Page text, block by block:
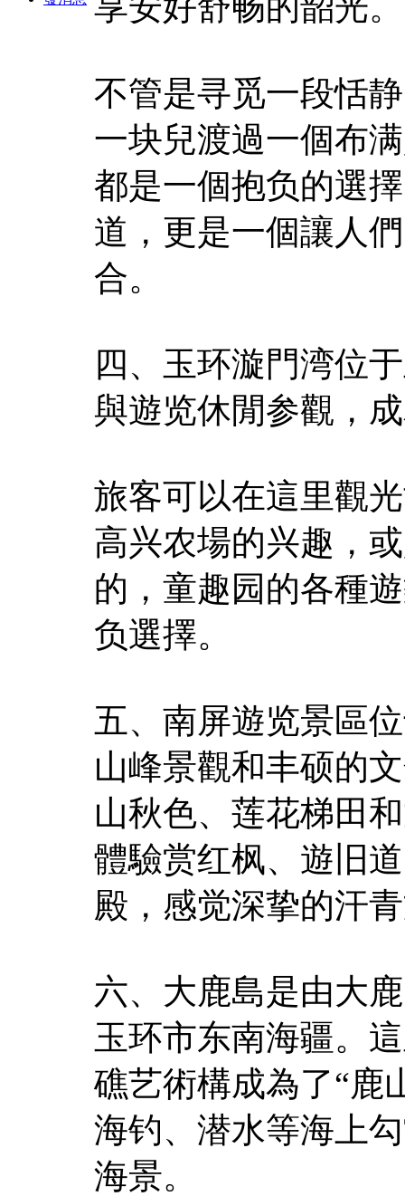
不管是寻觅一段恬
一块兒渡過一個布
都是一個抱负的選
道，更是一個讓人
合。
四、玉环漩門湾位
與遊览休閒参觀，
旅客可以在這里觀
高兴农場的兴趣，
的，童趣园的各種
负選擇。
五、南屏遊览景區
山峰景觀和丰硕的
山秋色、莲花梯田
體驗赏红枫、遊旧
殿，感觉深挚的汗
六、大鹿島是由大
玉环市东南海疆。
礁艺術構成為了“鹿
海钓、潜水等海上
海景。